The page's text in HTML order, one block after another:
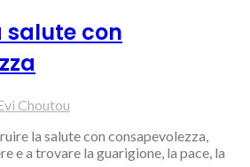
salute con
Choutou
la salute con consapevolezza,
e a trovare la guarigione, la pace, la